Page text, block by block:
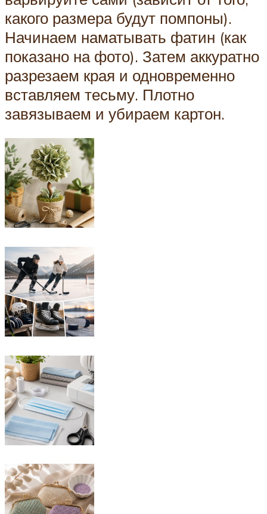
какого размера будут помпоны).
Начинаем наматывать фатин (как
показано на фото). Затем аккуратно
разрезаем края и одновременно
вставляем тесьму. Плотно
завязываем и убираем картон.